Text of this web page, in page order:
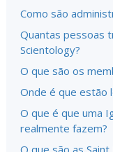
Como são
Quantas pessoas
Scientology?
O que são os
Onde é que estão
O que é que uma
realmente fazem?
O que são as